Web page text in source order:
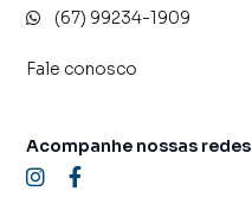
(67) 99234-1909
Fale conosco
Acompanhe nossas redes